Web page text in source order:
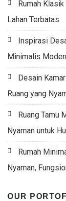
Rumah
Lahan Terbatas
Inspirasi
Minimalis
Desain
Ruang yang
Ruang Tamu
Nyaman untuk
Rumah
Nyaman,
OUR